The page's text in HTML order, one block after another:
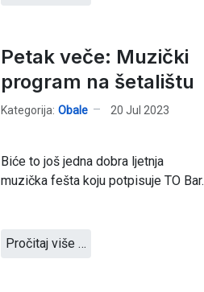
Petak veče: Muzički
program na šetalištu
Kategorija: Obale 20 Jul 2023
Biće to još jedna dobra ljetnja
muzička fešta koju potpisuje TO Bar.
Pročitaj više …